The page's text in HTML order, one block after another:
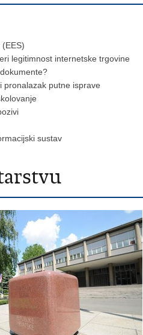
legitimnost internetske trgovine
pronalazak putne isprave
sustav